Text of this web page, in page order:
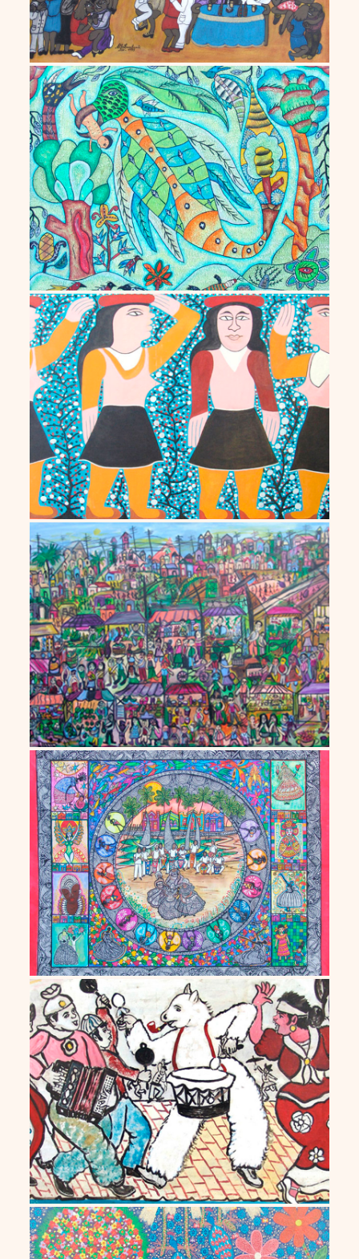
Alcides dos Santos
Alcides Pereira dos Santos
Alex dos Santos
Alina Lins
Bajado